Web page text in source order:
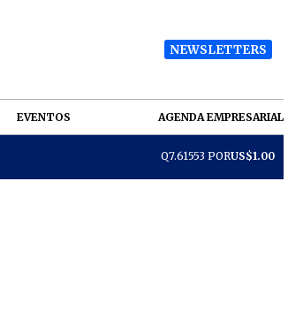
NEWSLETTERS
EVENTOS AGENDA EMPRESARIAL
Q7.61553 PORUS$1.00